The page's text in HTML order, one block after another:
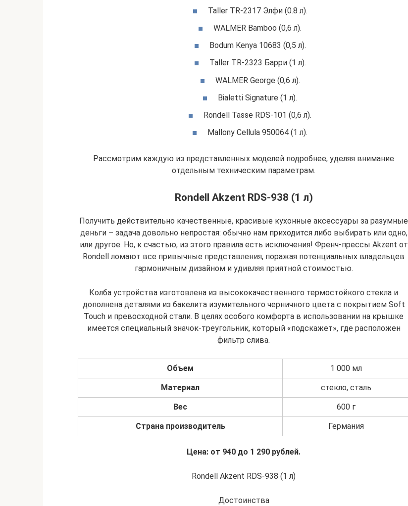
Taller TR-2317 Элфи (0.8 л).
WALMER Bamboo (0,6 л).
Bodum Kenya 10683 (0,5 л).
Taller TR-2323 Барри (1 л).
WALMER George (0,6 л).
Bialetti Signature (1 л).
Rondell Tasse RDS-101 (0,6 л).
Mallony Cellula 950064 (1 л).
Рассмотрим каждую из представленных моделей подробнее, уделяя внимание
отдельным техническим параметрам.
Rondell Akzent RDS-938 (1 л)
Получить действительно качественные, красивые кухонные аксессуары за разумные
деньги – задача довольно непростая: обычно нам приходится либо выбирать или одно,
или другое. Но, к счастью, из этого правила есть исключения! Френч-прессы Akzent от
Rondell ломают все привычные представления, поражая потенциальных владельцев
гармоничным дизайном и удивляя приятной стоимостью.
Колба устройства изготовлена из высококачественного термостойкого стекла и
дополнена деталями из бакелита изумительного черничного цвета с покрытием Soft
Touch и превосходной стали. В целях особого комфорта в использовании на крышке
имеется специальный значок-треугольник, который «подскажет», где расположен
фильтр слива.
Объем 1 000 мл
Материал стекло, сталь
Вес 600 г
Страна производитель Германия
Цена: от 940 до 1 290 рублей.
Rondell Akzent RDS-938 (1 л)
Достоинства